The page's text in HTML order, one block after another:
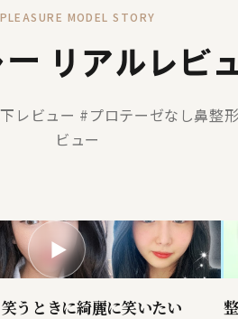
PLEASURE MODEL STORY
リアルレビ
レビュー #プロテーゼなし鼻整
ビュー
▶
うときに綺麗に笑いたい